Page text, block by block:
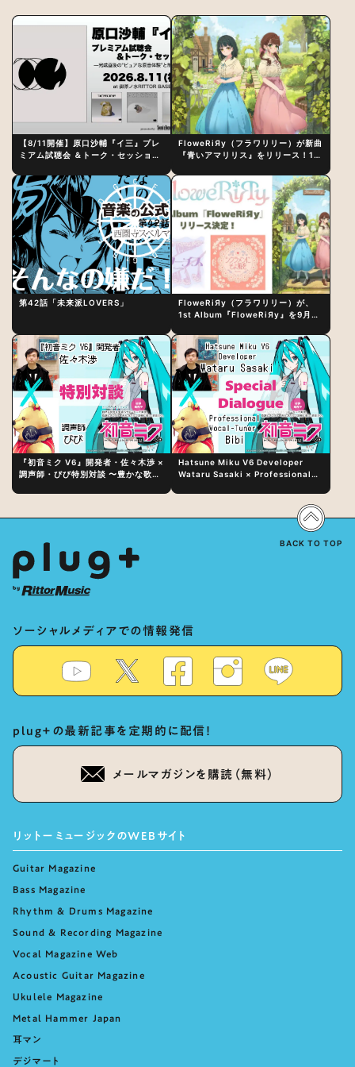
【8/11開催】原口沙輔『イ三』プレ
ミアム試聴会 ＆トーク・セッション
制作秘話
FloweRiЯy（フラワリリー）が新曲
『青いアマリリス』をリリース！1st
第42話「未来派LOVERS」
FloweRiЯy（フラワリリー）が、
1st Album『FloweRiЯy』を9月23
『初音ミク V6』開発者・佐々木渉 ×
調声師・びび特別対談 〜豊かな歌声
Hatsune Miku V6 Developer
Wataru Sasaki × Professional
Vocal Expression Lies in “Love
for the singing characters” and
ソーシャルメディアでの情報発信
plug+の最新記事を定期的に配信！
メールマガジンを購読（無料）
リットーミュージックのWEBサイト
Guitar Magazine
Bass Magazine
Rhythm & Drums Magazine
Sound & Recording Magazine
Vocal Magazine Web
Acoustic Guitar Magazine
Ukulele Magazine
Metal Hammer Japan
耳マン
デジマート
BACK TO TOP